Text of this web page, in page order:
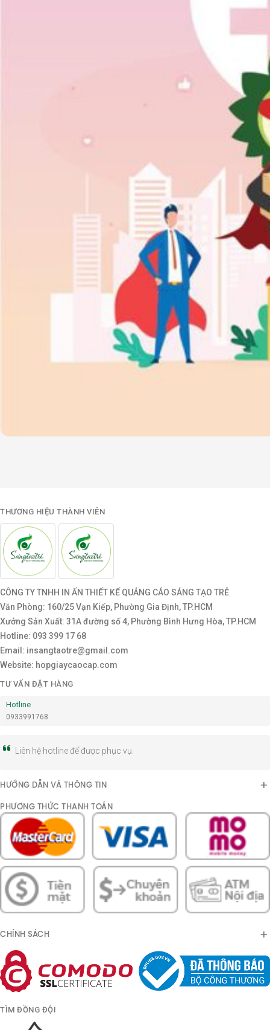
THƯƠNG HIỆU THÀNH VIÊN
CÔNG TY TNHH IN ẤN THIẾT KẾ QUẢNG CÁO SÁNG TẠO TRẺ
Văn Phòng: 160/25 Vạn Kiếp, Phường Gia Định, TP.HCM
Xưởng Sản Xuất: 31A đường số 4, Phường Bình Hưng Hòa, TP.HCM
Hotline: 093 399 17 68
Email: insangtaotre@gmail.com
Website: hopgiaycaocap.com
TƯ VẤN ĐẶT HÀNG
0933991768
Hotline
Liên hệ hotline để được phục vụ.
HƯỚNG DẪN VÀ THÔNG TIN
PHƯƠNG THỨC THANH TOÁN
CHÍNH SÁCH
TÌM ĐỒNG ĐỘI